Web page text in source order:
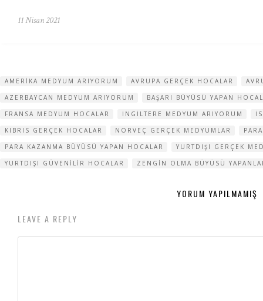
11 Nisan 2021
AMERIKA MEDYUM ARIYORUM AVRUPA GERÇEK HOCALAR
AZERBAYCAN MEDYUM ARIYORUM
BAŞARI BÜYÜSÜ YAPAN
FRANSA MEDYUM HOCALAR
INGILTERE MEDYUM ARIYORUM
KIBRIS GERÇEK HOCALAR
NORVEÇ GERÇEK MEDYUMLAR
PARA KAZANMA BÜYÜSÜ YAPAN HOCALAR
YURTDIŞI GERÇEK
YURTDIŞI GÜVENILIR HOCALAR
ZENGIN OLMA BÜYÜSÜ
YORUM YAPILMAMIŞ
LEAVE A REPLY